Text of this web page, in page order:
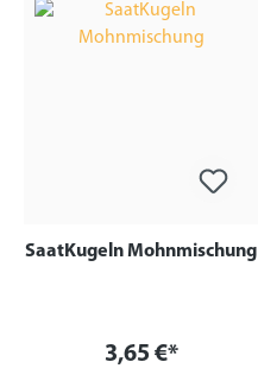
SaatKugeln Mohnmischung
3,65 €*